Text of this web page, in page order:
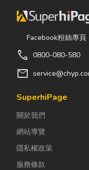
實，一扇好的
門窗不只是遮
風避雨而已，
安全、採光、
通風與生活品
氣候潮濕多
又美觀的門窗
產品，更是
打...
Facebook粉絲專頁
call 0800-080-580
mail
SuperhiPage
關於我們
網站導覽
隱私權政策
服務條款